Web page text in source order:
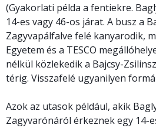
(Gyakorlati példa a fentiekre.
14-es vagy 46-os járat. A busz a
Zagyvapálfalve felé kanyarodik,
Egyetem és a TESCO
nélkül közlekedik a Bajcsy-
térig. Visszafelé ugyanilyen
Azok az utasok például, akik
Zagyvarónáról érkeznek egy 14-